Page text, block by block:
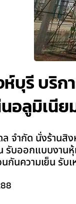
บุรี บริก
อลูมิเนีย
จำกัด นั่งร้านสิง
น รับออกแบบง
กันความเย็น รับ